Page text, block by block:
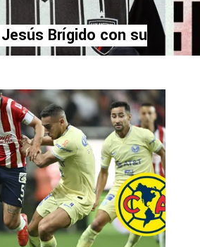
Brígido con su